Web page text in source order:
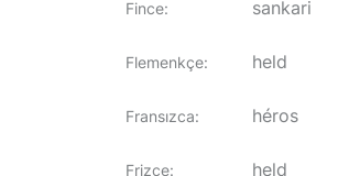
Fince: sankari
Flemenkçe: held
Fransızca: héros
Frizce: held